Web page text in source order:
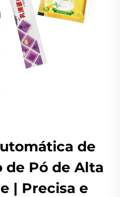
de
de Pó de Alta
| Precisa e